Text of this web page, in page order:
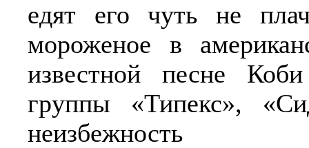
едят его чуть не
мороженое в
известной песне
группы «Типекс»,
неизбежность